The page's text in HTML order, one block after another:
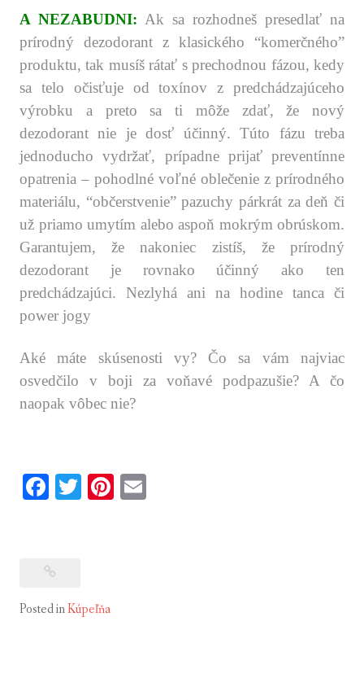
A NEZABUDNI: Ak sa rozhodneš presedlať na
prírodný dezodorant z klasického “komerčného”
produktu, tak musíš rátať s prechodnou fázou, kedy
sa telo očisťuje od toxínov z predchádzajúceho
výrobku a preto sa ti môže zdať, že nový
dezodorant nie je dosť účinný. Túto fázu treba
jednoducho vydržať, prípadne prijať preventínne
opatrenia – pohodlné voľné oblečenie z prírodného
materiálu, “občerstvenie” pazuchy párkrát za deň či
už priamo umytím alebo aspoň mokrým obrúskom.
Garantujem, že nakoniec zistíš, že prírodný
dezodorant je rovnako účinný ako ten
predchádzajúci. Nezlyhá ani na hodine tanca či
power jogy
Aké máte skúsenosti vy? Čo sa vám najviac
osvedčilo v boji za voňavé podpazušie? A čo
naopak vôbec nie?
Fa
ok
T Pi
Posted inKúpeľňa